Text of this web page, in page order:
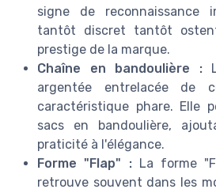
signe de reconnaissance
tantôt discret tantôt
prestige de la marque.
Chaîne en bandoulière :
argentée entrelacée de
caractéristique phare. Elle
sacs en bandoulière,
praticité à l'élégance.
Forme "Flap" :La forme
retrouve souvent dans les